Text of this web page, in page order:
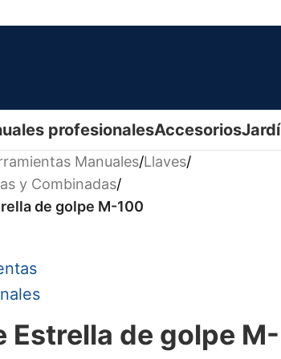
profesionalesAccesorios
Manuales/Llaves/
y Combinadas/
de golpe M-100
Estrella de golpe M-